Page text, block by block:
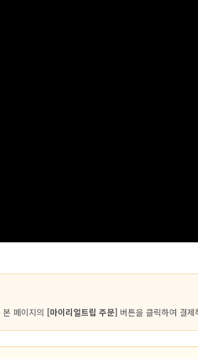
페이지의 [마이리얼트립 주문] 버튼을 클릭하여 결